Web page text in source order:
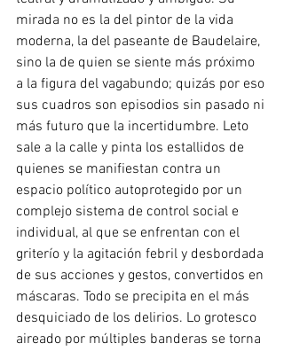
mirada no es la del pintor de la vida
moderna, la del paseante de Baudelaire,
sino la de quien se siente más próximo
a la figura del vagabundo; quizás por eso
sus cuadros son episodios sin pasado ni
más futuro que la incertidumbre. Leto
sale a la calle y pinta los estallidos de
quienes se manifiestan contra un
espacio político autoprotegido por un
complejo sistema de control social e
individual, al que se enfrentan con el
griterío y la agitación febril y desbordada
de sus acciones y gestos, convertidos en
máscaras. Todo se precipita en el más
desquiciado de los delirios. Lo grotesco
aireado por múltiples banderas se torna